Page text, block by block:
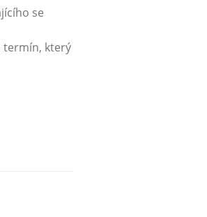
se
termín, který